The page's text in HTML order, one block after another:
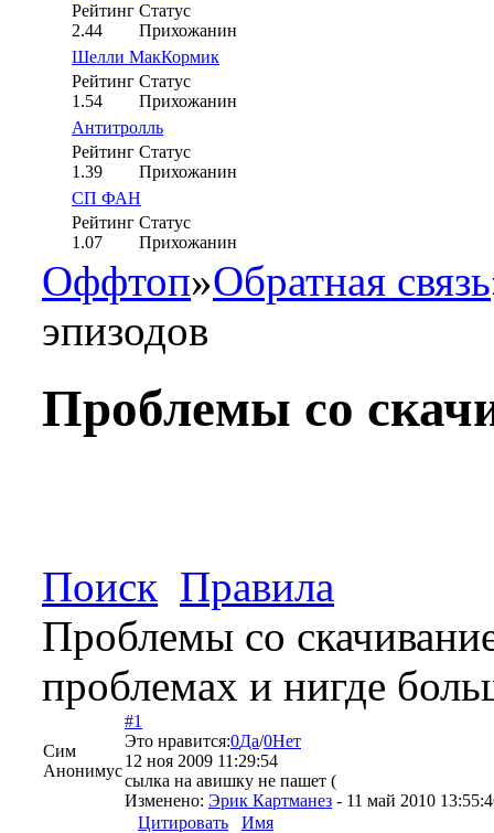
Рейтинг
2.44
Статус
Прихожанин
Шелли МакКормик
Рейтинг
1.54
Статус
Прихожанин
Антитролль
Рейтинг
1.39
Статус
Прихожанин
СП ФАН
Рейтинг
1.07
Статус
Прихожанин
Оффтоп»Обратная связь
эпизодов
Проблемы со
Поиск Правила
Проблемы со
проблемах и нигде
Сим
Анонимус
#1
Это нравится:0Да/0Нет
12 ноя 2009 11:29:54
сылка на авишку не пашет (
Изменено: Эрик Картманез - 11 май 2010
Цитировать
Имя